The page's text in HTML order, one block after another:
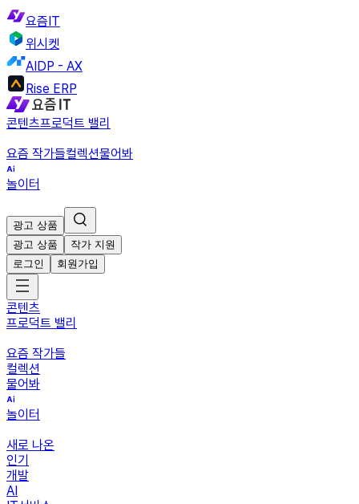
요즘IT
위시켓
AIDP - AX
Rise ERP
콘텐츠프로덕트 밸리
요즘 작가들컬렉션물어봐
놀이터
광고 상품
광고 상품
작가 지원
로그인
회원가입
콘텐츠
프로덕트 밸리
요즘 작가들
컬렉션
물어봐
놀이터
새로 나온
인기
개발
AI